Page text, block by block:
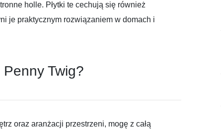
holle. Płytki te cechują się również
je praktycznym rozwiązaniem w domach i
Twig?
oraz aranżacji przestrzeni, mogę z całą